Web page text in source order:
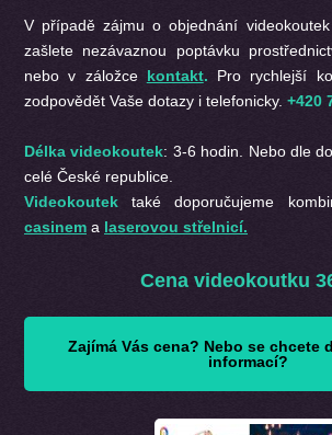
V případě zájmu o objednání
zašlete nezávaznou poptávku
nebo v záložce kontakt. Pro rychlejší
zodpovědět Vaše dotazy i telefonicky. +420
Délka videokoutek: 3-6 hodin. Nebo dle
celé České republice.
Videokoutektaké doporučujeme
casinem a laserovou střelnicí.
Cena videokoutku
Zajímá Vás cena? Nebo se chcete
informací?